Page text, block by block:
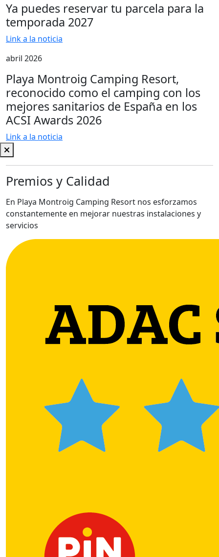
Ya puedes reservar tu parcela para la
temporada 2027
Link a la noticia
abril 2026
Playa Montroig Camping Resort,
reconocido como el camping con los
mejores sanitarios de España en los
ACSI Awards 2026
Link a la noticia
Premios y Calidad
En Playa Montroig Camping Resort nos esforzamos
constantemente en mejorar nuestras instalaciones y
servicios